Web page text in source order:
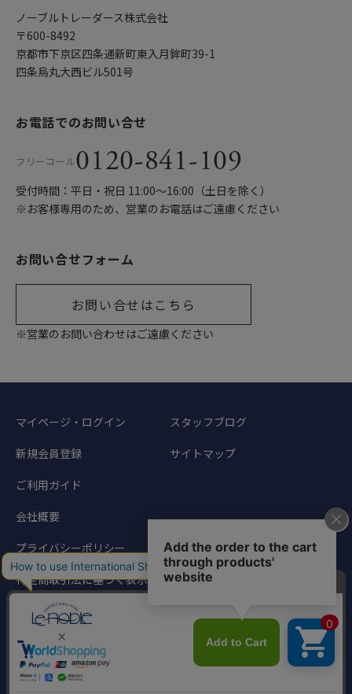
ノーブルトレーダース株式会社
〒600-8492
京都市下京区四条通新町東入月鉾町39-1
四条烏丸大西ビル501号
お電話でのお問い合せ
フリーコール0120-841-109
受付時間：平日・祝日 11:00〜16:00（土日を除く）
※お客様専用のため、営業のお電話はご遠慮ください
お問い合せフォーム
お問い合せはこちら
※営業のお問い合わせはご遠慮ください
マイページ・ログイン
新規会員登録
ご利用ガイド
会社概要
プライバシーポリシー
特定商取引法に基づく表示
スタッフブログ
サイトマップ